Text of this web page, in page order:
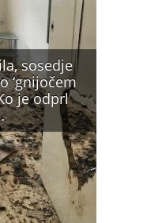
sosedje
‘gnijočem
je odprl